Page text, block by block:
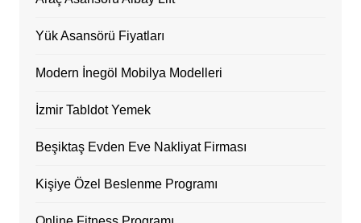
Yük Asansörü Fiyatları
Modern İnegöl Mobilya Modelleri
İzmir Tabldot Yemek
Beşiktaş Evden Eve Nakliyat Firması
Kişiye Özel Beslenme Programı